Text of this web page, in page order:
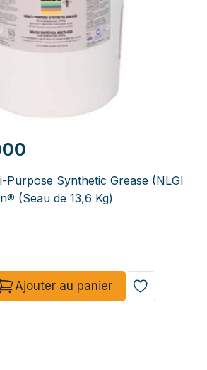
Purpose Synthetic Grease (NLGI
(Seau de 13,6 Kg)
Ajouter au panier